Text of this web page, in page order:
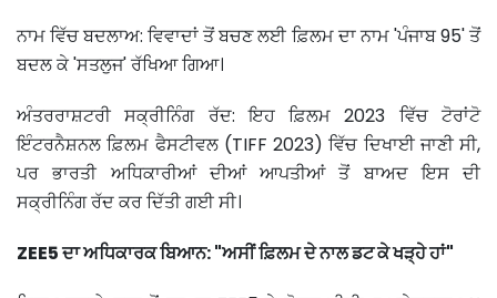
ਨਾਮ ਵਿੱਚ ਬਦਲਾਅ: ਵਿਵਾਦਾਂ ਤੋਂ ਬਚਣ ਲਈ ਫ਼ਿਲਮ ਦਾ ਨਾਮ 'ਪੰਜਾਬ 95' ਤੋਂ
ਬਦਲ ਕੇ 'ਸਤਲੁਜ' ਰੱਖਿਆ ਗਿਆ।
ਅੰਤਰਰਾਸ਼ਟਰੀ ਸਕ੍ਰੀਨਿੰਗ ਰੱਦ: ਇਹ ਫ਼ਿਲਮ 2023 ਵਿੱਚ ਟੋਰਾਂਟੋ
ਇੰਟਰਨੈਸ਼ਨਲ ਫ਼ਿਲਮ ਫੈਸਟੀਵਲ (TIFF 2023) ਵਿੱਚ ਦਿਖਾਈ ਜਾਣੀ ਸੀ,
ਪਰ ਭਾਰਤੀ ਅਧਿਕਾਰੀਆਂ ਦੀਆਂ ਆਪਤੀਆਂ ਤੋਂ ਬਾਅਦ ਇਸ ਦੀ
ਸਕ੍ਰੀਨਿੰਗ ਰੱਦ ਕਰ ਦਿੱਤੀ ਗਈ ਸੀ।
ZEE5 ਦਾ ਅਧਿਕਾਰਕ ਬਿਆਨ: "ਅਸੀਂ ਫ਼ਿਲਮ ਦੇ ਨਾਲ ਡਟ ਕੇ ਖੜ੍ਹੇ ਹਾਂ"